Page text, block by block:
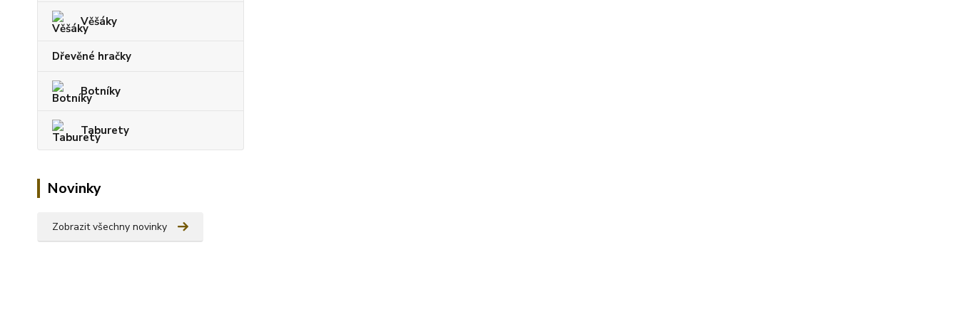
Věšáky
Dřevěné hračky
Botníky
Taburety
Novinky
Zobrazit všechny novinky